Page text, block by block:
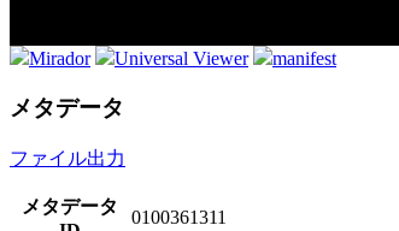
Mirador Universal Viewer manifest
メタデータ
ファイル出力
メタデータ
0100361311